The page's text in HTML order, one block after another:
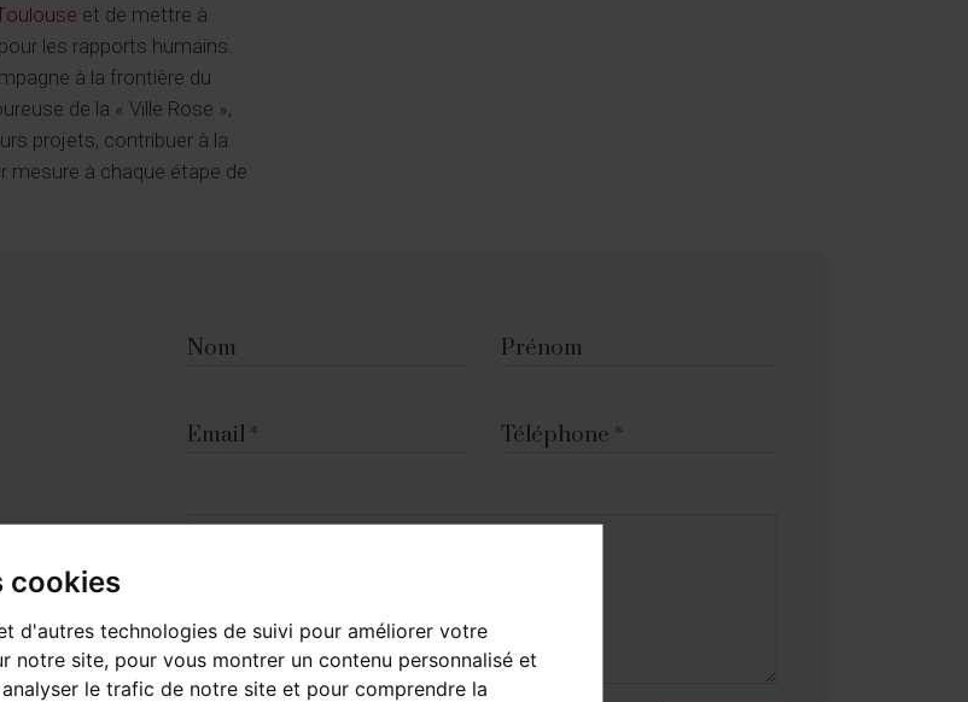
cookies
d'autres technologies de suivi pour améliorer votre
notre site, pour vous montrer un contenu personnalisé et
le trafic de notre site et pour comprendre la
et de mettre à
les rapports humains.
à la frontière du
de la « Ville Rose »,
projets, contribuer à la
mesure à chaque étape de
Nom Prénom
Email Téléphone